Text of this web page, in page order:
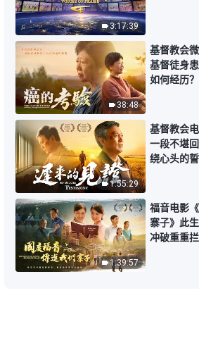
3:42
每日神话 - 圣经
11:03
每日神话 - 圣经
3:17:39
38:48
基督教会
基督徒身
如何经历？
1:55:29
基督教会
一段不堪
绕心头的
1:39:57
福音电影
寨子》此
冲破重重